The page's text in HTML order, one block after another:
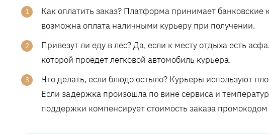
Как оплатить заказ? Платформа принимает
возможна оплата наличными курьеру при получении.
Привезут ли еду в лес? Да, если к месту отдыха есть
которой проедет легковой автомобиль курьера.
Что делать, если блюдо остыло? Курьеры используют
Если задержка произошла по вине сервиса и
поддержки компенсирует стоимость заказа